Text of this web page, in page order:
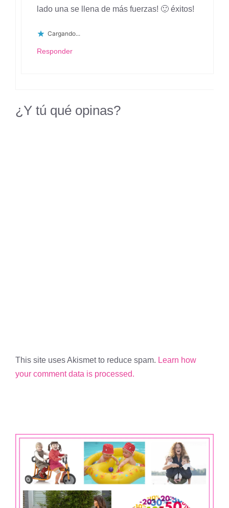
lado una se llena de más fuerzas! 🙂 éxitos!
Cargando...
Responder
¿Y tú qué opinas?
This site uses Akismet to reduce spam. Learn how
your comment data is processed.